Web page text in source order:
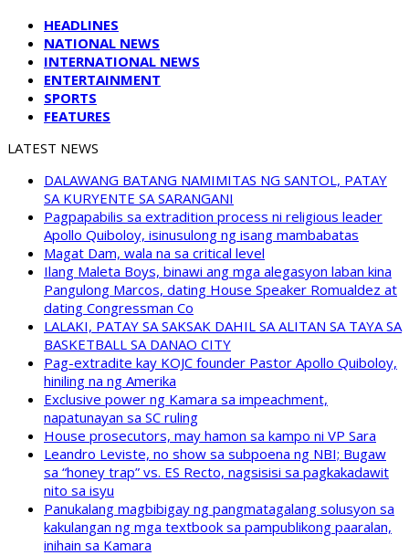
HEADLINES
NATIONAL NEWS
INTERNATIONAL NEWS
ENTERTAINMENT
SPORTS
FEATURES
LATEST NEWS
DALAWANG BATANG NAMIMITAS NG SANTOL, PATAY
SA KURYENTE SA SARANGANI
Pagpapabilis sa extradition process ni religious leader
Apollo Quiboloy, isinusulong ng isang mambabatas
Magat Dam, wala na sa critical level
Ilang Maleta Boys, binawi ang mga alegasyon laban kina
Pangulong Marcos, dating House Speaker Romualdez at
dating Congressman Co
LALAKI, PATAY SA SAKSAK DAHIL SA ALITAN SA TAYA SA
BASKETBALL SA DANAO CITY
Pag-extradite kay KOJC founder Pastor Apollo Quiboloy,
hiniling na ng Amerika
Exclusive power ng Kamara sa impeachment,
napatunayan sa SC ruling
House prosecutors, may hamon sa kampo ni VP Sara
Leandro Leviste, no show sa subpoena ng NBI; Bugaw
sa “honey trap” vs. ES Recto, nagsisisi sa pagkakadawit
nito sa isyu
Panukalang magbibigay ng pangmatagalang solusyon sa
kakulangan ng mga textbook sa pampublikong paaralan,
inihain sa Kamara